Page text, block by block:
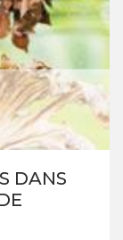
DANS